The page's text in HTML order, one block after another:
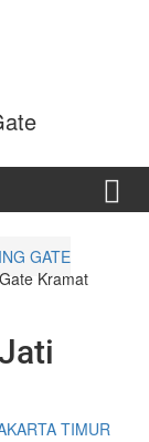
GATE
Kramat
TIMUR